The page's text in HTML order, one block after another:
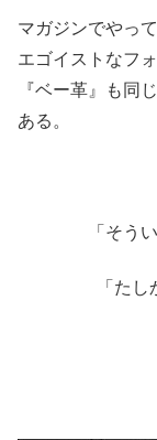
マガジンでやっ
エゴイストなフ
『ベー革』も同
ある。
「そう
「た